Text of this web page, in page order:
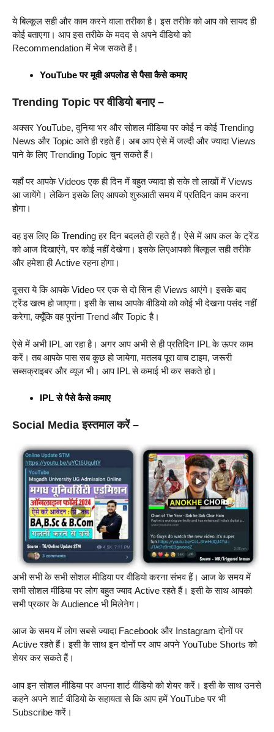
ये बिल्कूल सही और काम करने वाला तरीका है। इस तरीके को आप को सायद ही
कोई बताएगा। आप इस तरीके के मदद से अपने वीडियो को
Recommendation में भेज सकते हैं।
YouTube पर मूवी अपलोड से पैसा कैसे कमाए
Trending Topic पर वीडियो बनाए –
अक्सर YouTube, दुनिया भर और सोशल मीडिया पर कोई न कोई Trending
News और Topic आते ही रहते हैं। अब आप ऐसे में जल्दी और ज्यादा Views
पाने के लिए Trending Topic चुन सकते हैं।
यहाँ पर आपके Videos एक ही दिन में बहुत ज्यादा हो सके तो लाखों में Views
आ जायेंगे। लेकिन इसके लिए आपको शुरुआती समय में प्रतिदिन काम करना
होगा।
वह इस लिए कि Trending हर दिन बदलते ही रहते हैं। ऐसे में आप कल के ट्रेंड
को आज दिखाएंगे, पर कोई नहीं देखेगा। इसके लिएआपको बिल्कूल सही तरीके
और हमेशा ही Active रहना होगा।
दूसरा ये कि आपके Video पर एक से दो सिन ही Views आएंगे। इसके बाद
ट्रेंड खत्म हो जाएगा। इसी के साथ आपके वीडियो को कोई भी देखना पसंद नहीं
करेगा, क्यूँकि वह पुरांना Trend और Topic है।
ऐसे में अभी IPL आ रहा है। अगर आप अभी से ही प्रतिदिन IPL के ऊपर काम
करें। तब आपके पास सब कुछ हो जायेगा, मतलब पूरा वाच टाइम, जरूरी
सब्सक्राइबर और व्यूज भी। आप IPL से कमाई भी कर सकते हो।
IPL से पैसे कैसे कमाए
Social Media इस्तमाल करें –
अभी सभी के सभी सोशल मीडिया पर वीडियो करना संभव हैं। आज के समय में
सभी सोशल मीडिया पर लोग बहुत ज्याद Active रहते हैं। इसी के साथ आपको
सभी प्रकार के Audience भी मिलेनेग।
आज के समय में लोग सबसे ज्यादा Facebook और Instagram दोनों पर
Active रहते हैं। इसी के साथ इन दोनों पर आप अपने YouTube Shorts को
शेयर कर सकते हैं।
आप इन सोशल मीडिया पर अपना शार्ट वीडियो को शेयर करें। इसी के साथ उनसे
कहने अपने शार्ट वीडियो के सहायता से कि आप हमें YouTube पर भी
Subscribe करें।